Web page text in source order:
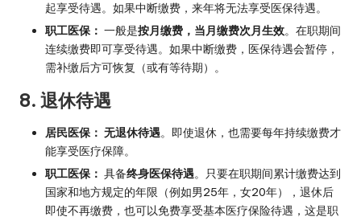
起享受待遇。如果中断缴费，来年将无法享受医保待遇。
职工医保： 一般是按月缴费，当月缴费次月生效。在职期间
连续缴费即可享受待遇。如果中断缴费，医保待遇会暂停，
需补缴后方可恢复（或有等待期）。
8. 退休待遇
居民医保： 无退休待遇。即使退休，也需要每年持续缴费才
能享受医疗保障。
职工医保： 具备终身医保待遇。只要在职期间累计缴费达到
国家和地方规定的年限（例如男25年，女20年），退休后
即使不再缴费，也可以免费享受基本医疗保险待遇，这是职